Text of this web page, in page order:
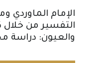
الإمام الماوردي
التفسير من خلال
والعيون: دراسة